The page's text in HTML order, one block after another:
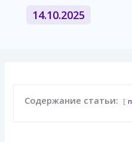
14.10.2025
Содержание статьи: